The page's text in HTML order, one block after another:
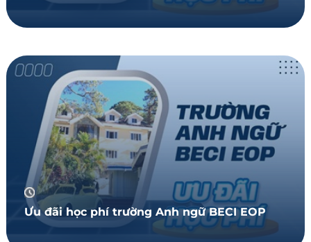
Ưu đãi học phí trường Anh ngữ BECI EOP